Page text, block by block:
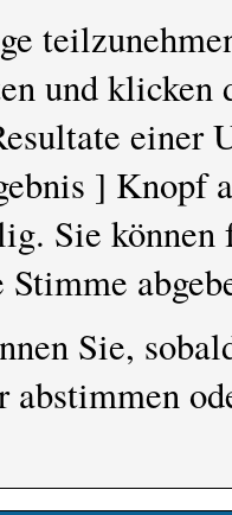
und
einer
] Knopf
Sie können
Sie,